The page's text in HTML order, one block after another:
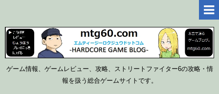
ゲーム情報、ゲームレビュー、攻略、ストリートファイター6の攻略・情
報を扱う総合ゲームサイトです。